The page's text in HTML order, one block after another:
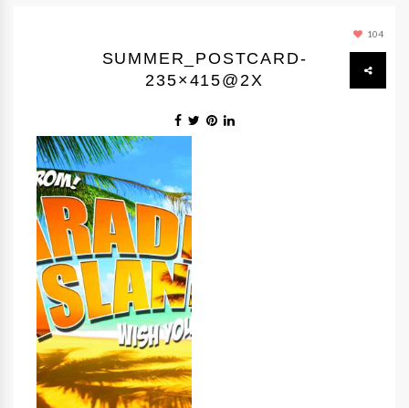
104
SUMMER_POSTCARD-
235×415@2X